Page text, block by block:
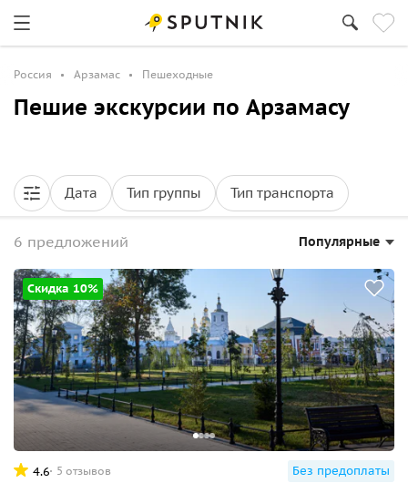
Россия Арзамас Пешеходные
Пешие экскурсии по Арзамасу
Дата Тип группы Тип транспорта
6 предложений Популярные
Скидка 10%
4.6 5 отзывов Без предоплаты